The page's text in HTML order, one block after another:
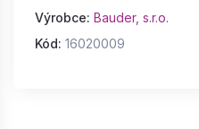
Výrobce: Bauder, s.r.o.
Kód: 16020009